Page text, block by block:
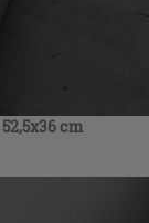
cm